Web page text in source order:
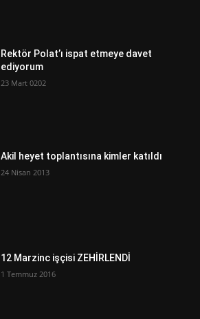
Rektör Polat’ı ispat etmeye davet
ediyorum
23 Mart 0202
Akil heyet toplantısına kimler katıldı
24 Nisan 2013
12 Marzinc işçisi ZEHİRLENDİ
1 Temmuz 2016